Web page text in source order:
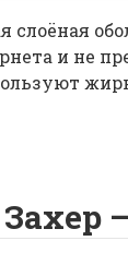
и не